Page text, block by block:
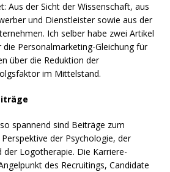
Aus der Sicht der Wissenschaft, aus
und Dienstleister sowie aus der
Ich selber habe zwei Artikel
die Personalmarketing-Gleichung für
über die Reduktion der
im Mittelstand.
spannend sind Beiträge zum
der Psychologie, der
Logotherapie. Die Karriere-
des Recruitings, Candidate